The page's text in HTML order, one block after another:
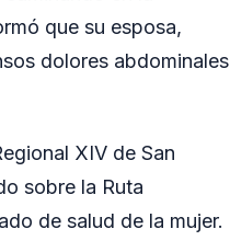
que su esposa,
dolores abdominales
XIV de San
sobre la Ruta
de salud de la mujer.